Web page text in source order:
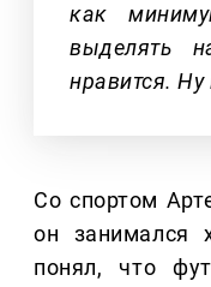
как
выделять
нравится.
Со спортом
он занимался
понял, что